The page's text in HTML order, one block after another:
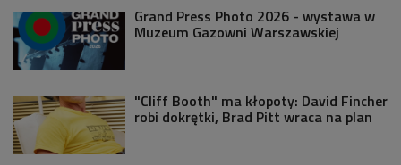
Grand Press Photo 2026 - wystawa w
Muzeum Gazowni Warszawskiej
"Cliff Booth" ma kłopoty: David Fincher
robi dokrętki, Brad Pitt wraca na plan